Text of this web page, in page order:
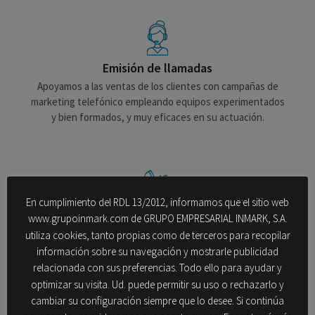
Emisión de llamadas
Apoyamos a las ventas de los clientes con campañas de
marketing telefónico empleando equipos experimentados
y bien formados, y muy eficaces en su actuación.
Recepción de llamadas
Atendemos llamadas de atención de nuestros clientes para
suministrar información, como soporte ténico, toma de
pedidos, etc.
En cumplimiento del RDL 13/2012, informamos que el sitio web
www.grupoinmark.com de GRUPO EMPRESARIAL INMARK, S.A.
utiliza cookies, tanto propias como de terceros para recopilar
información sobre su navegación y mostrarle publicidad
relacionada con sus preferencias. Todo ello para ayudar y
optimizar su visita. Ud. puede permitir su uso o rechazarlo y
cambiar su configuración siempre que lo desee. Si continúa